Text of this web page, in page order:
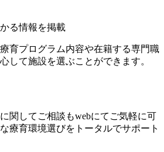
る情報を掲載
育プログラム内容や在籍する専門職
して施設を選ぶことができます。
関してご相談もwebにてご気軽に可
療育環境選びをトータルでサポート